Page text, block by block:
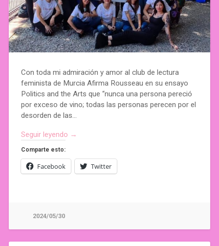
Con toda mi admiración y amor al club de lectura
feminista de Murcia Afirma Rousseau en su ensayo
Politics and the Arts que “nunca una persona pereció
por exceso de vino; todas las personas perecen por el
desorden de las…
Seguir leyendo →
Comparte esto:
Facebook Twitter
2024/05/30